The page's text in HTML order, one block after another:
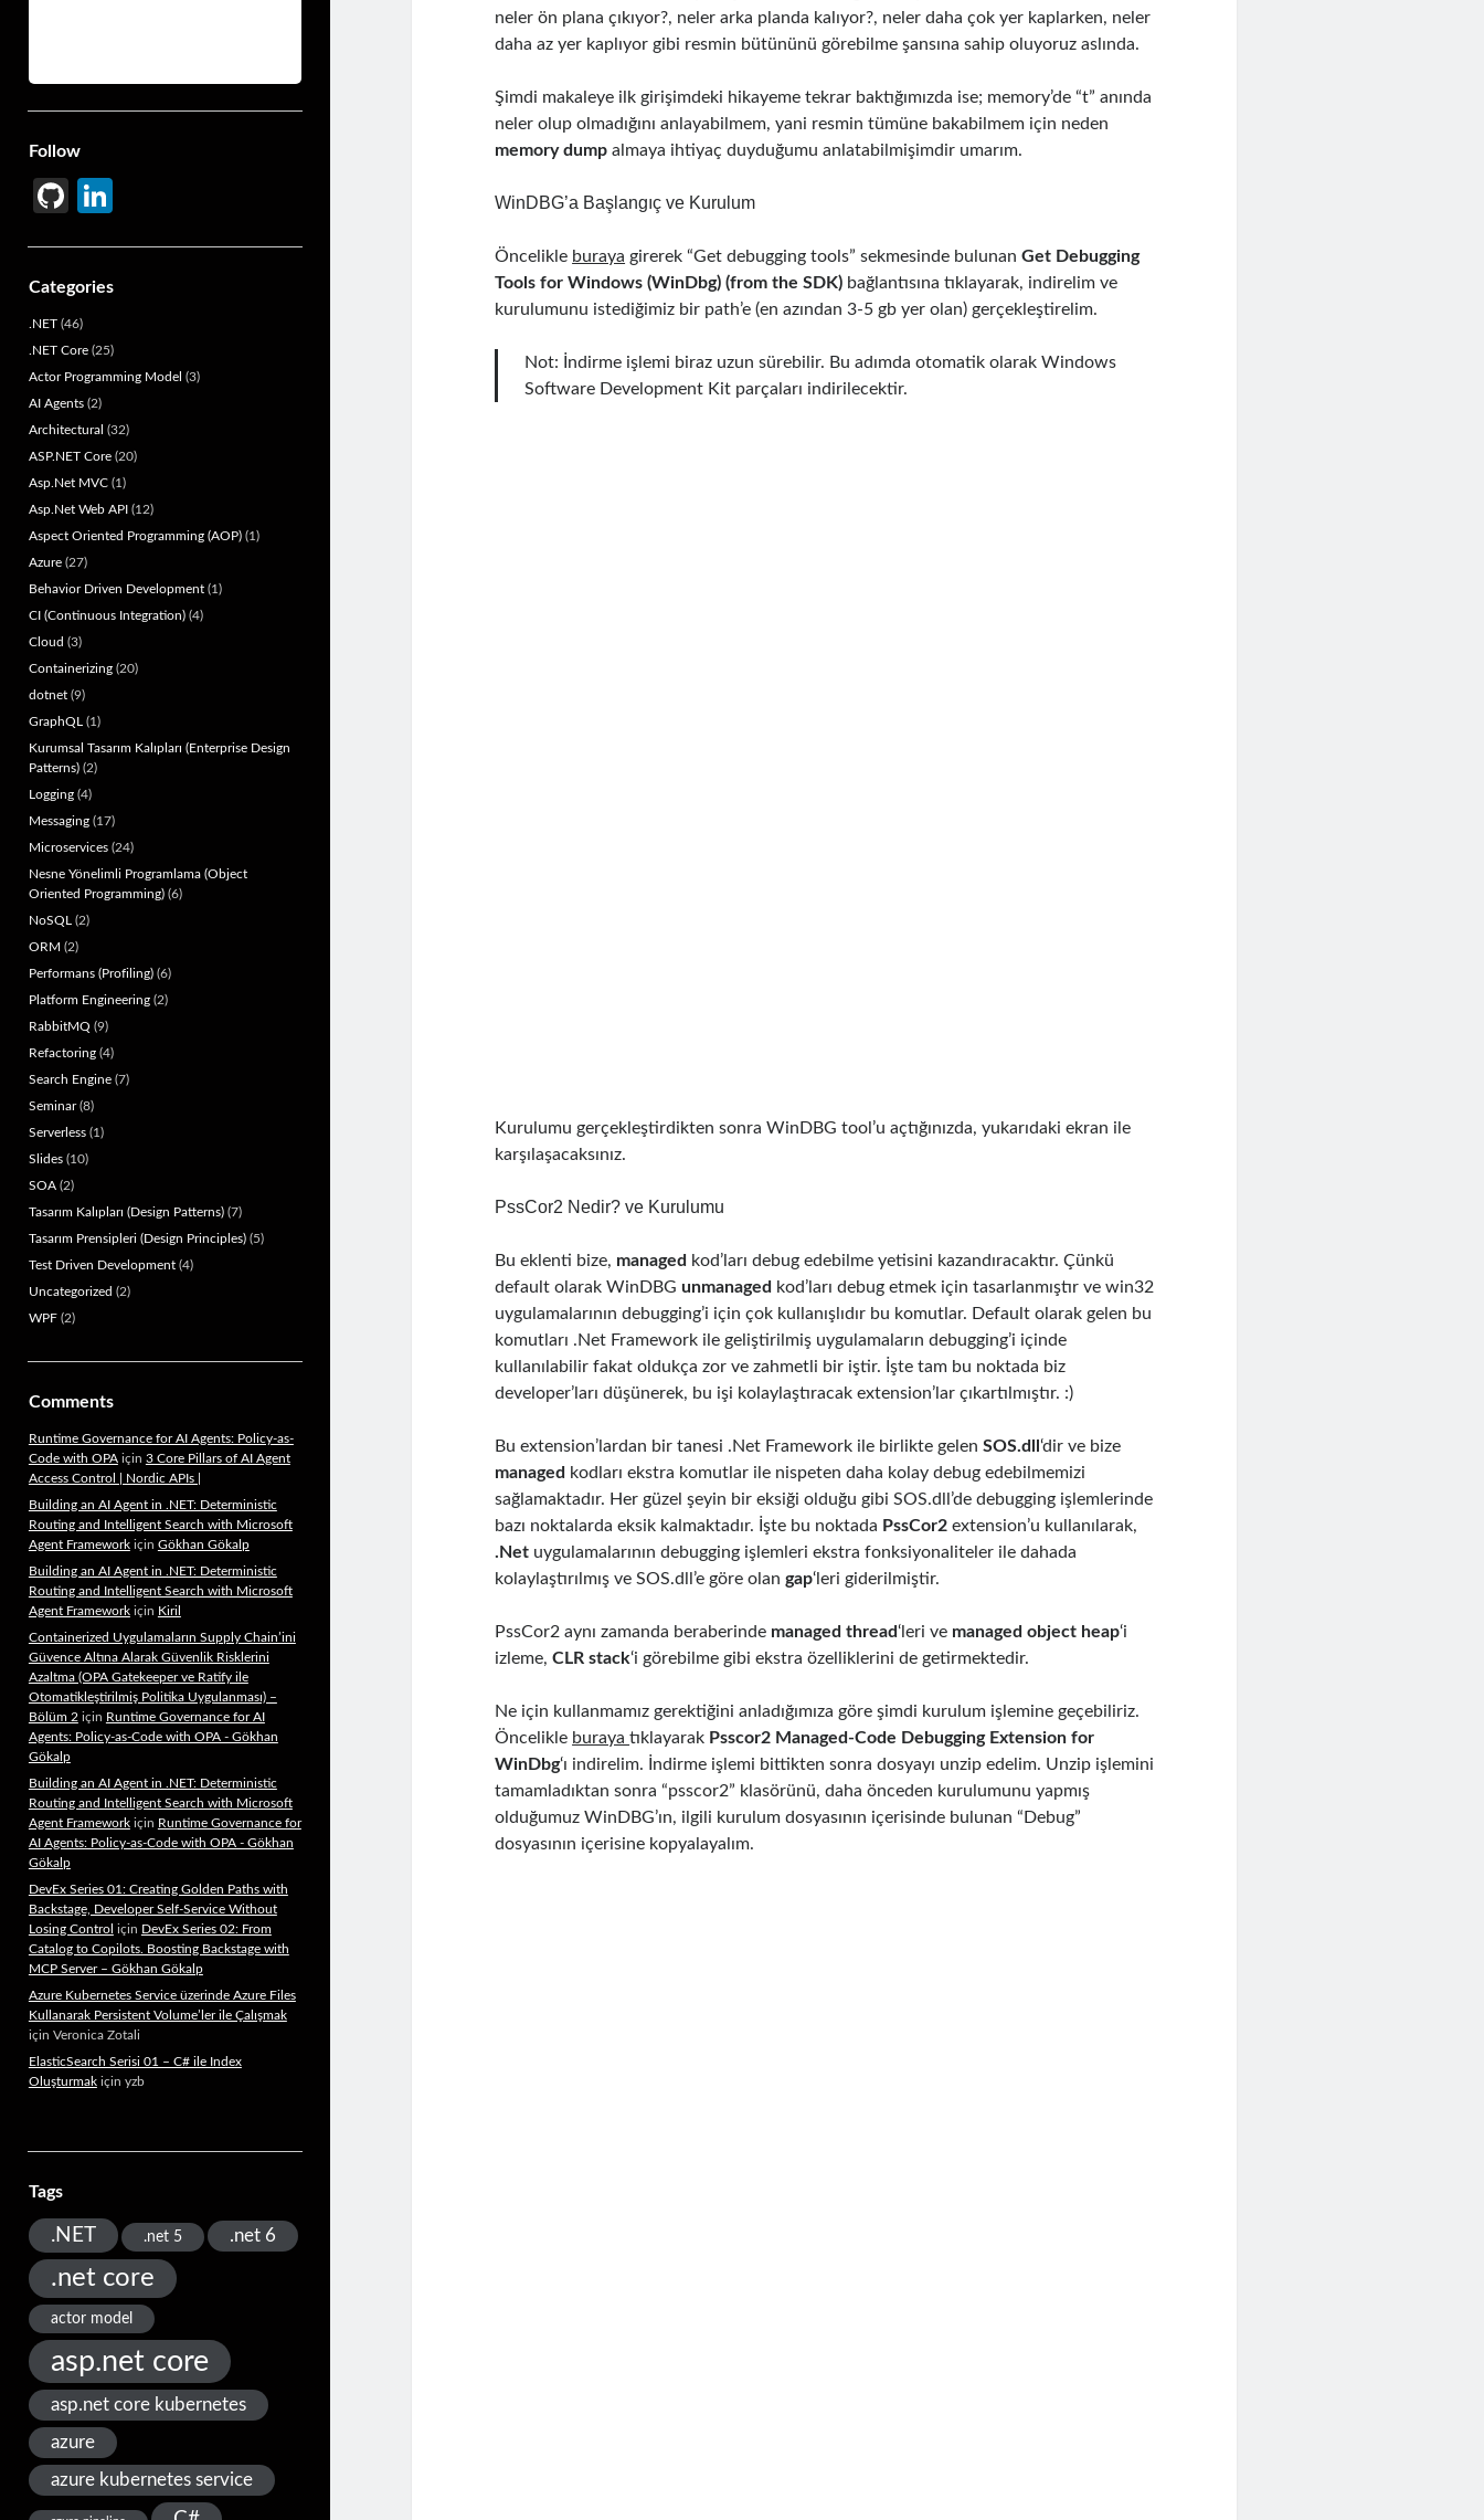
Follow
Gi
u
b
dI
n
Categories
.NET(46)
.NET Core(25)
Actor Programming Model (3)
AI Agents(2)
Architectural (32)
ASP.NET Core(20)
Asp.Net MVC(1)
Asp.Net Web API(12)
Aspect Oriented Programming (AOP)(1)
Azure(27)
Behavior Driven Development(1)
CI (Continuous Integration)(4)
Cloud (3)
Containerizing(20)
dotnet(9)
GraphQL (1)
Kurumsal Tasarım Kalıpları (Enterprise Design
Patterns)(2)
Logging(4)
Messaging(17)
Microservices(24)
Nesne Yönelimli Programlama (Object
Oriented Programming)(6)
NoSQL (2)
ORM (2)
Performans (Profiling)(6)
Platform Engineering(2)
RabbitMQ (9)
Refactoring(4)
Search Engine(7)
Seminar(8)
Serverless(1)
Slides(10)
SOA(2)
Tasarım Kalıpları (Design Patterns)(7)
Tasarım Prensipleri (Design Principles)(5)
Test Driven Development(4)
Uncategorized (2)
WPF(2)
Comments
Runtime Governance for AI Agents: Policy-as-
Code with OPAiçin 3 Core Pillars of AI Agent
Access Control | Nordic APIs |
Building an AI Agent in .NET: Deterministic
Routing and Intelligent Search with Microsoft
Agent Frameworkiçin Gökhan Gökalp
Building an AI Agent in .NET: Deterministic
Routing and Intelligent Search with Microsoft
Agent Frameworkiçin Kiril
Containerized Uygulamaların Supply Chain’ini
Güvence Altına Alarak Güvenlik Risklerini
Azaltma (OPA Gatekeeper ve Ratify ile
Otomatikleştirilmiş Politika Uygulanması) –
Bölüm 2 için Runtime Governance for AI
Agents: Policy-as-Code with OPA - Gökhan
Gökalp
Building an AI Agent in .NET: Deterministic
Routing and Intelligent Search with Microsoft
Agent Frameworkiçin Runtime Governance for
AI Agents: Policy-as-Code with OPA - Gökhan
Gökalp
DevEx Series 01: Creating Golden Paths with
Backstage, Developer Self-Service Without
Losing Control için DevEx Series 02: From
Catalog to Copilots. Boosting Backstage with
MCP Server – Gökhan Gökalp
Azure Kubernetes Service üzerinde Azure Files
Kullanarak Persistent Volume’ler ile Çalışmak
için Veronica Zotali
ElasticSearch Serisi 01 – C# ile Index
Oluşturmakiçin yzb
Tags
.NET .net 5 .net 6
.net core
actor model
asp.net core
asp.net core kubernetes
azure
azure kubernetes service
neler ön plana çıkıyor?, neler arka planda kalıyor?, neler daha çok yer kaplarken, neler
daha az yer kaplıyor gibi resmin bütününü görebilme şansına sahip oluyoruz aslında.
Şimdi makaleye ilk girişimdeki hikayeme tekrar baktığımızda ise; memory’de “t” anında
neler olup olmadığını anlayabilmem, yani resmin tümüne bakabilmem için neden
memory dump almaya ihtiyaç duyduğumu anlatabilmişimdir umarım.
WinDBG’a Başlangıç ve Kurulum
Öncelikle buraya girerek “Get debugging tools” sekmesinde bulunanGet Debugging
Tools for Windows (WinDbg) (from the SDK) bağlantısına tıklayarak, indirelim ve
kurulumunu istediğimiz bir path’e (en azından 3-5 gb yer olan) gerçekleştirelim.
Not: İndirme işlemi biraz uzun sürebilir. Bu adımda otomatik olarak Windows
Software Development Kit parçaları indirilecektir.
Kurulumu gerçekleştirdikten sonra WinDBG tool’u açtığınızda, yukarıdaki ekran ile
karşılaşacaksınız.
PssCor2 Nedir? ve Kurulumu
Bu eklenti bize, managed kod’ları debug edebilme yetisini kazandıracaktır. Çünkü
default olarak WinDBGunmanaged kod’ları debug etmek için tasarlanmıştır ve win32
uygulamalarının debugging’i için çok kullanışlıdır bu komutlar. Default olarak gelen bu
komutları .Net Framework ile geliştirilmiş uygulamaların debugging’i içinde
kullanılabilir fakat oldukça zor ve zahmetli bir iştir. İşte tam bu noktada biz
developer’ları düşünerek, bu işi kolaylaştıracak extension’lar çıkartılmıştır. :)
Bu extension’lardan bir tanesi .Net Framework ile birlikte gelenSOS.dll‘dir ve bize
managed kodları ekstra komutlar ile nispeten daha kolay debug edebilmemizi
sağlamaktadır. Her güzel şeyin bir eksiği olduğu gibi SOS.dll’de debugging işlemlerinde
bazı noktalarda eksik kalmaktadır. İşte bu noktada PssCor2 extension’u kullanılarak,
.Net uygulamalarının debugging işlemleri ekstra fonksiyonaliteler ile dahada
kolaylaştırılmış ve SOS.dll’e göre olangap‘leri giderilmiştir.
PssCor2 aynı zamanda beraberinde managed thread‘leri ve managed object heap‘i
izleme,CLR stack‘i görebilme gibi ekstra özelliklerini de getirmektedir.
Ne için kullanmamız gerektiğini anladığımıza göre şimdi kurulum işlemine geçebiliriz.
Öncelikle burayatıklayarak Psscor2 Managed-Code Debugging Extension for
WinDbg‘ı indirelim. İndirme işlemi bittikten sonra dosyayı unzip edelim. Unzip işlemini
tamamladıktan sonra “psscor2” klasörünü, daha önceden kurulumunu yapmış
olduğumuz WinDBG’ın, ilgili kurulum dosyasının içerisinde bulunan “Debug”
dosyasının içerisine kopyalayalım.